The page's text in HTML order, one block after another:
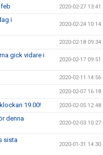
2020-02-27 13:41
i
2020-02-24 10:14
2020-02-18 09:34
gick vidare i
2020-02-17 09:51
2020-02-11 14:56
2020-02-07 16:18
19.00! 2020-02-05 12:48
denna
2020-02-03 10:27
sista
2020-01-31 14:30